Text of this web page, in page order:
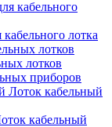
лотка
лотков
приборов
Лоток кабельный
кабельный